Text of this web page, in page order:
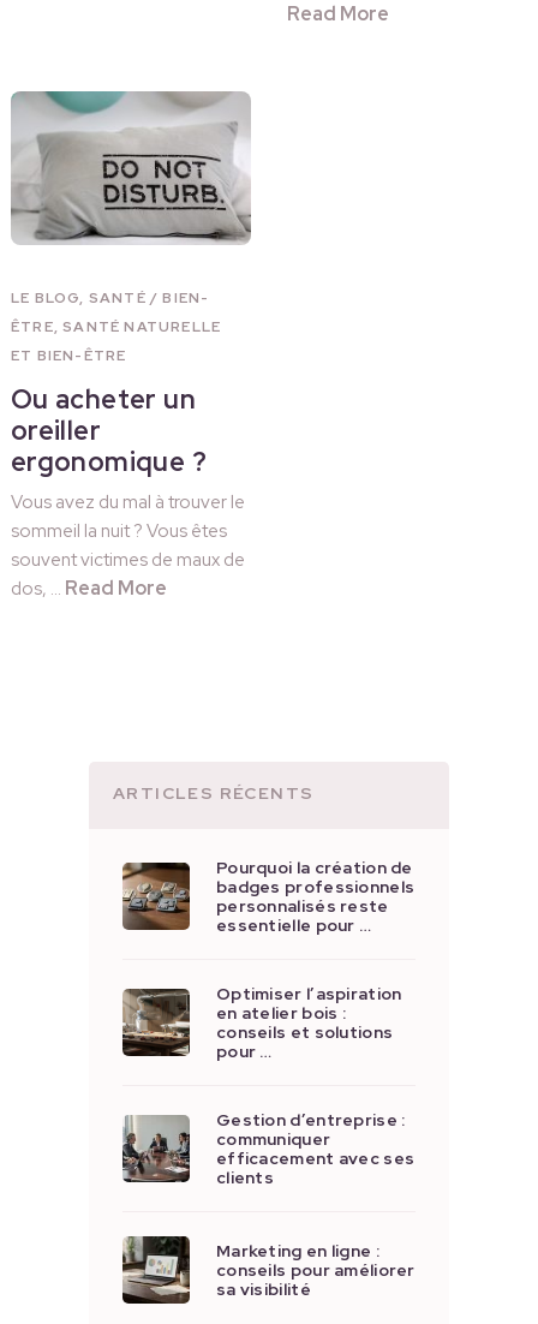
Read More
LE BLOG, SANTÉ / BIEN-
ÊTRE,SANTÉ NATURELLE
ET BIEN-ÊTRE
Ou acheter un
oreiller
ergonomique ?
Vous avez du mal à trouver le
sommeil la nuit ? Vous êtes
souvent victimes de maux de
dos, … Read More
ARTICLES RÉCENTS
Pourquoi la création de
badges professionnels
personnalisés reste
essentielle pour …
Optimiser l’aspiration
en atelier bois :
conseils et solutions
pour …
Gestion d’entreprise :
communiquer
efficacement avec ses
clients
Marketing en ligne :
conseils pour améliorer
sa visibilité